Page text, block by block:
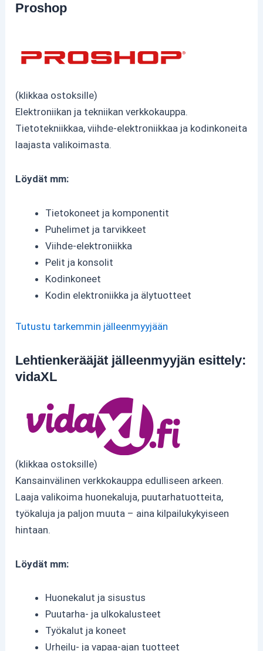
Proshop
(klikkaa ostoksille)
Elektroniikan ja tekniikan verkkokauppa.
Tietotekniikkaa, viihde-elektroniikkaa ja kodinkoneita
laajasta valikoimasta.
Löydät mm:
Tietokoneet ja komponentit
Puhelimet ja tarvikkeet
Viihde-elektroniikka
Pelit ja konsolit
Kodinkoneet
Kodin elektroniikka ja älytuotteet
Tutustu tarkemmin jälleenmyyjään
Lehtienkerääjät jälleenmyyjän esittely:
vidaXL
(klikkaa ostoksille)
Kansainvälinen verkkokauppa edulliseen arkeen.
Laaja valikoima huonekaluja, puutarhatuotteita,
työkaluja ja paljon muuta – aina kilpailukykyiseen
hintaan.
Löydät mm:
Huonekalut ja sisustus
Puutarha- ja ulkokalusteet
Työkalut ja koneet
Urheilu- ja vapaa-ajan tuotteet